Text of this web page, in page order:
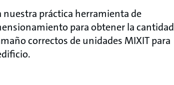
nuestra práctica herramienta de
para obtener la cantidad
correctos de unidades MIXIT para